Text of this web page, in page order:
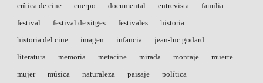
crítica de cine
cuerpo documental entrevista
familia
festival
festival de sitges festivales
historia
historia del cine
imagen infancia
jean-luc godard
literatura
memoria metacine mirada montaje
muerte
mujer
música naturaleza paisaje política